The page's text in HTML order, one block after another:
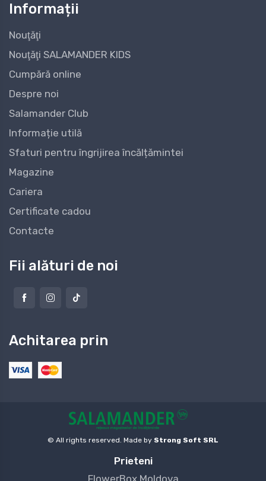
Informații
Nouţăţi
Nouţăţi SALAMANDER KIDS
Cumpără online
Despre noi
Salamander Club
Informație utilă
Sfaturi pentru îngrijirea încălțămintei
Magazine
Cariera
Certificate cadou
Contacte
Fii alături de noi
Achitarea prin
© All rights reserved. Made by Strong Soft SRL
Prieteni